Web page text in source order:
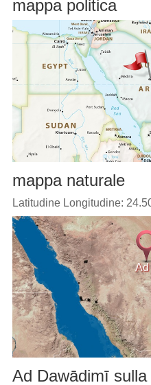
mappa politica
mappa naturale
Latitudine Longitudine:
Ad
Ad Dawādimī